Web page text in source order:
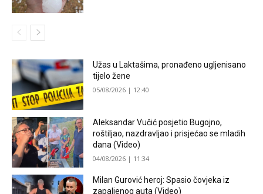
Užas u Laktašima, pronađeno ugljenisano
tijelo žene
05/08/2026 | 12:40
Aleksandar Vučić posjetio Bugojno,
roštiljao, nazdravljao i prisjećao se mladih
dana (Video)
04/08/2026 | 11:34
Milan Gurović heroj: Spasio čovjeka iz
zapaljenog auta (Video)